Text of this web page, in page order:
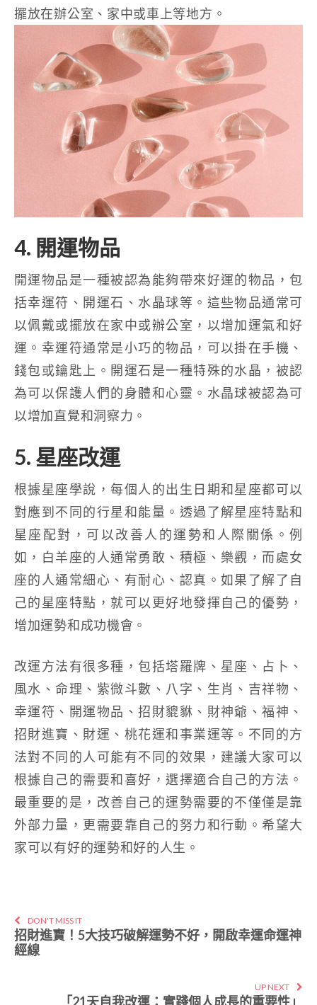
擺放在辦公室、家中或車上等地方。
4. 開運物品
開運物品是一種被認為能夠帶來好運的物品，包
括幸運符、開運石、水晶球等。這些物品通常可
以佩戴或擺放在家中或辦公室，以增加運氣和好
運。幸運符通常是小巧的物品，可以掛在手機、
錢包或鑰匙上。開運石是一種特殊的水晶，被認
為可以保護人們的身體和心靈。水晶球被認為可
以增加直覺和洞察力。
5. 星座改運
根據星座學說，每個人的出生日期和星座都可以
對應到不同的行星和能量。透過了解星座特點和
星座配對，可以改善人的運勢和人際關係。例
如，白羊座的人通常勇敢、積極、樂觀，而處女
座的人通常細心、有耐心、認真。如果了解了自
己的星座特點，就可以更好地發揮自己的優勢，
增加運勢和成功機會。
改運方法有很多種，包括塔羅牌、星座、占卜、
風水、命理、紫微斗數、八字、生肖、吉祥物、
幸運符、開運物品、招財貔貅、財神爺、福神、
招財進寶、財運、桃花運和事業運等。不同的方
法對不同的人可能有不同的效果，建議大家可以
根據自己的需要和喜好，選擇適合自己的方法。
最重要的是，改善自己的運勢需要的不僅僅是靠
外部力量，更需要靠自己的努力和行動。希望大
家可以有好的運勢和好的人生。
DON'T MISS IT
招財進寶！5大技巧破解運勢不好，開啟幸運命運神
經線
UP NEXT
「21天自我改運：實踐個人成長的重要性」